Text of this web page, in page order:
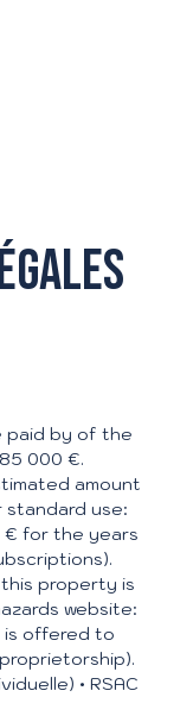
paid by of the
000 €.
amount
use:
€ for the years
property is
website:
is offered to
• RSAC